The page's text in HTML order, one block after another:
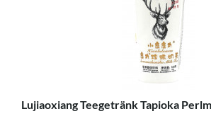
Lujiaoxiang Teegetränk Tapioka